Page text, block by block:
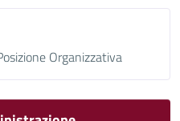
Organizzativa